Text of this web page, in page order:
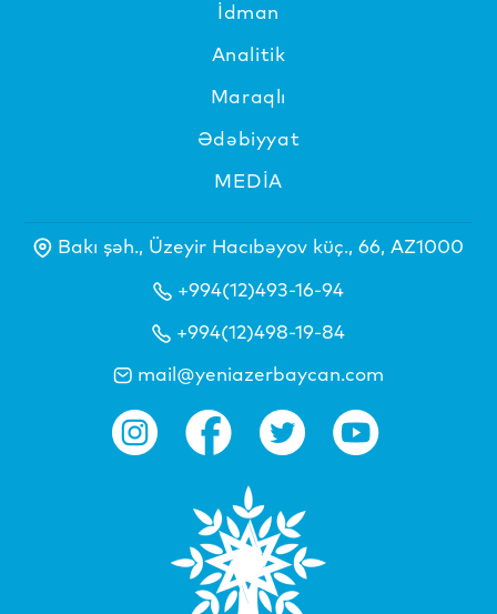
İdman
Analitik
Maraqlı
Ədəbiyyat
MEDİA
Bakı şəh., Üzeyir Hacıbəyov küç., 66, AZ1000
+994(12)493-16-94
+994(12)498-19-84
mail@yeniazerbaycan.com